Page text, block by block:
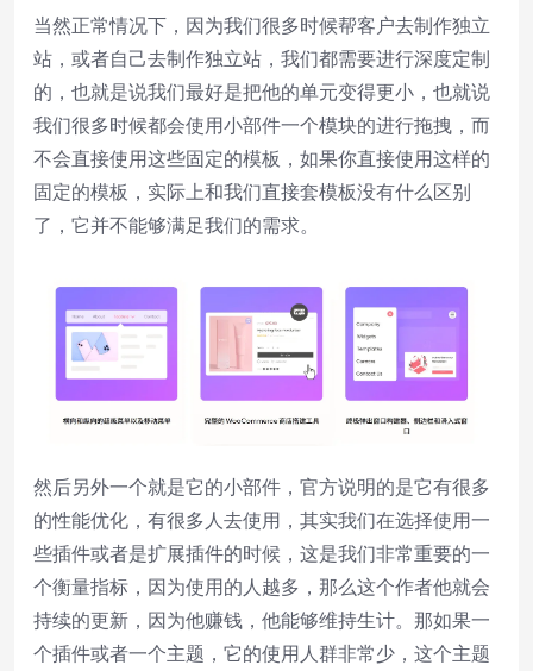
当然正常情况下，因为我们很多时候帮客户去制作独立
站，或者自己去制作独立站，我们都需要进行深度定制
的，也就是说我们最好是把他的单元变得更小，也就说
我们很多时候都会使用小部件一个模块的进行拖拽，而
不会直接使用这些固定的模板，如果你直接使用这样的
固定的模板，实际上和我们直接套模板没有什么区别
了，它并不能够满足我们的需求。
然后另外一个就是它的小部件，官方说明的是它有很多
的性能优化，有很多人去使用，其实我们在选择使用一
些插件或者是扩展插件的时候，这是我们非常重要的一
个衡量指标，因为使用的人越多，那么这个作者他就会
持续的更新，因为他赚钱，他能够维持生计。那如果一
个插件或者一个主题，它的使用人群非常少，这个主题